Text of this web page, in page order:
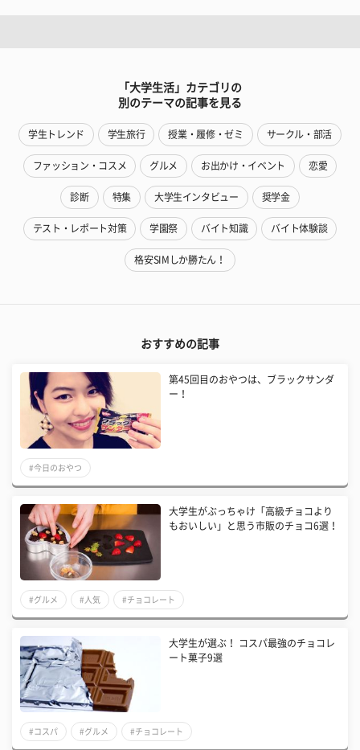
「大学生活」カテゴリの
別のテーマの記事を見る
学生トレンド 学生旅行 授業・履修・ゼミ サークル・部活
ファッション・コスメ グルメ お出かけ・イベント 恋愛
診断 特集 大学生インタビュー 奨学金
テスト・レポート対策 学園祭 バイト知識 バイト体験談
格安SIMしか勝たん！
おすすめの記事
第45回目のおやつは、ブラックサンダ
ー！
#今日のおやつ
大学生がぶっちゃけ「高級チョコより
もおいしい」と思う市販のチョコ6選！
#グルメ #人気 #チョコレート
大学生が選ぶ！ コスパ最強のチョコレ
ート菓子9選
#コスパ #グルメ #チョコレート